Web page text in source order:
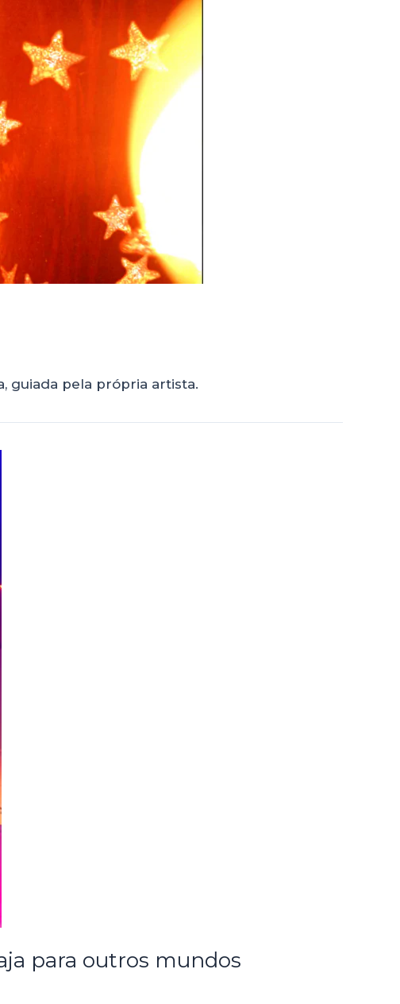
guiada pela própria artista.
para outros mundos